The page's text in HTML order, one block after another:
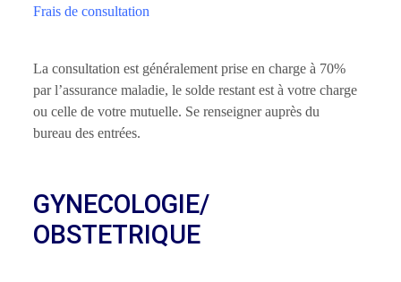
Frais de consultation
La consultation est généralement prise en charge à 70%
par l’assurance maladie, le solde restant est à votre charge
ou celle de votre mutuelle. Se renseigner auprès du
bureau des entrées.
GYNECOLOGIE/
OBSTETRIQUE